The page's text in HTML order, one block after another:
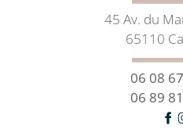
45 Av. du
65110
06 08
06 89